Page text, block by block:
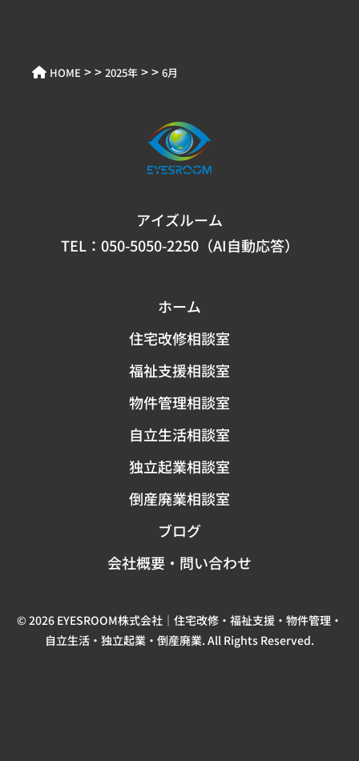
HOME > > 2025年 > > 6月
アイズルーム
TEL： 050-5050-2250（AI自動応答）
ホーム
住宅改修相談室
福祉支援相談室
物件管理相談室
自立生活相談室
独立起業相談室
倒産廃業相談室
ブログ
会社概要・問い合わせ
© 2026 EYESROOM株式会社｜住宅改修・福祉支援・物件管理・
自立生活・独立起業・倒産廃業. All Rights Reserved.